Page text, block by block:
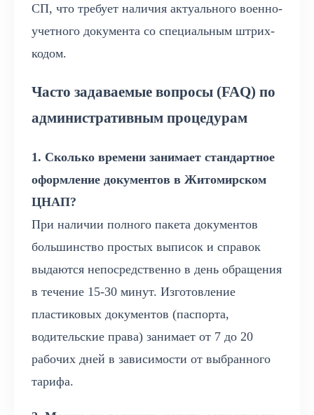
СП, что требует наличия актуального военно-
учетного документа со специальным штрих-
кодом.
Часто задаваемые вопросы (FAQ) по
административным процедурам
1. Сколько времени занимает стандартное
оформление документов в Житомирском
ЦНАП?
При наличии полного пакета документов
большинство простых выписок и справок
выдаются непосредственно в день обращения
в течение 15-30 минут. Изготовление
пластиковых документов (паспорта,
водительские права) занимает от 7 до 20
рабочих дней в зависимости от выбранного
тарифа.